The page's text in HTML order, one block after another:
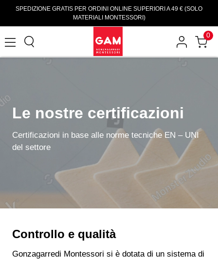
SPEDIZIONE GRATIS PER ORDINI ONLINE SUPERIORI A 49 € (SOLO
MATERIALI MONTESSORI)
0
Le nostre certificazioni
Certificazioni in base alle norme tecniche EN – UNI
del settore
Controllo e qualità
Gonzagarredi Montessori si è dotata di un sistema di